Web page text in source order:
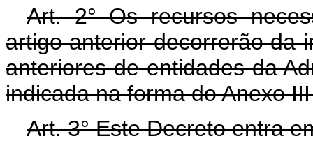
Art. 2° Os recursos
artigo anterior decorrerão da
anteriores de entidades da
indicada na forma do Anexo
Art. 3° Este Decreto entra